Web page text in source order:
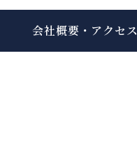
会社概要・アクセス